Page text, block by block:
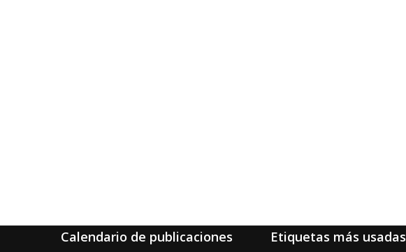
Calendario de publicaciones Etiquetas más usadas